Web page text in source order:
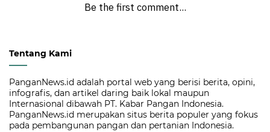
Be the first comment...
Tentang Kami
PanganNews.id adalah portal web yang berisi berita, opini,
infografis, dan artikel daring baik lokal maupun
Internasional dibawah PT. Kabar Pangan Indonesia.
PanganNews.id merupakan situs berita populer yang fokus
pada pembangunan pangan dan pertanian Indonesia.